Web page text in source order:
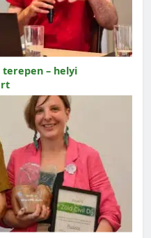
terepen – helyi